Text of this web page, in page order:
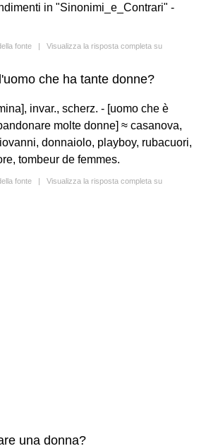
in "Sinonimi_e_Contrari" -
fonte | Visualizza la risposta completa su
che ha tante donne?
invar., scherz. - [uomo che è
molte donne] ≈ casanova,
donnaiolo, playboy, rubacuori,
tombeur de femmes.
fonte | Visualizza la risposta completa su
una donna?